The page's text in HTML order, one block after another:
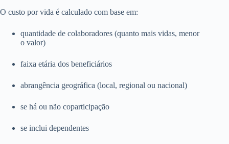
O custo por vida é calculado com base em:
quantidade de colaboradores (quanto mais vidas, menor
o valor)
faixa etária dos beneficiários
abrangência geográfica (local, regional ou nacional)
se há ou não coparticipação
se inclui dependentes